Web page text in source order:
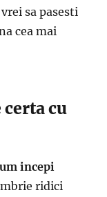
vrei sa pasesti
cea mai
cu
incepi
ridici